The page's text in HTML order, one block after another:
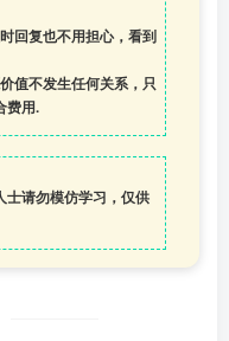
回复也不用担心，看到
值不发生任何关系，只
费用.
士请勿模仿学习，仅供